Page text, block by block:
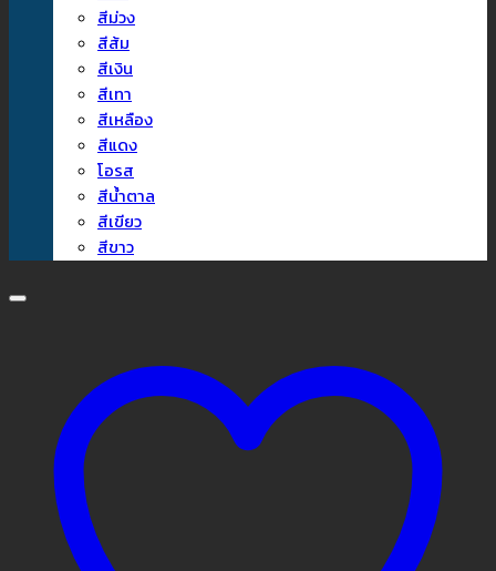
สีม่วง
สีส้ม
สีเงิน
สีเทา
สีเหลือง
สีแดง
โอรส
สีน้ำตาล
สีเขียว
สีขาว